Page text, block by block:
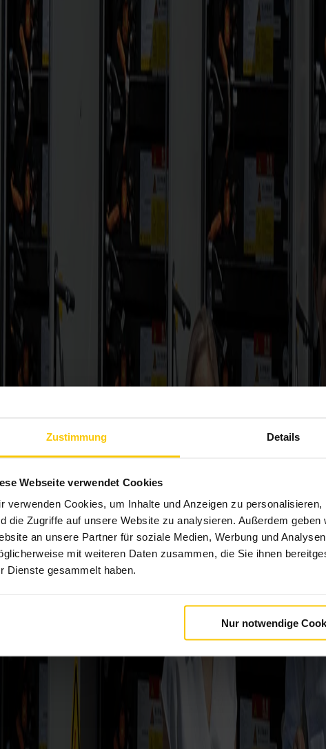
Zustimmung Details
Webseite verwendet Cookies
verwenden Cookies, um Inhalte und Anzeigen zu
die Zugriffe auf unsere Website zu analysieren. Außerdem
an unsere Partner für soziale Medien, Werbung und
mit weiteren Daten zusammen, die Sie ihnen
Dienste gesammelt haben.
Nur notwendige